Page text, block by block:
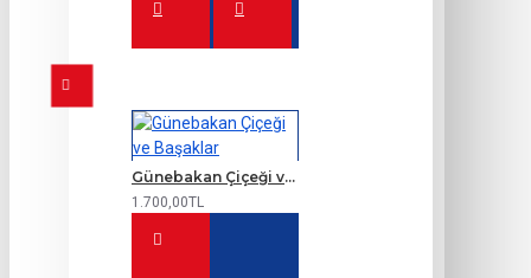
Günebakan Çiçeği ve Başaklar
1.700,00TL